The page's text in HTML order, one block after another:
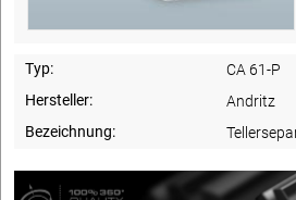
Typ:
CA 61-P
Hersteller:
Andritz
Bezeichnung: